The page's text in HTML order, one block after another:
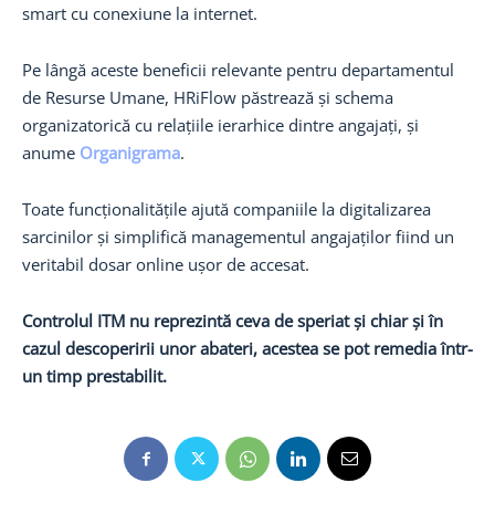
smart cu conexiune la internet.
Pe lângă aceste beneficii relevante pentru departamentul
de Resurse Umane, HRiFlow păstrează și schema
organizatorică cu relațiile ierarhice dintre angajați, și
anume Organigrama.
Toate funcționalitățile ajută companiile la digitalizarea
sarcinilor și simplifică managementul angajaților fiind un
veritabil dosar online ușor de accesat.
Controlul ITM nu reprezintă ceva de speriat și chiar și în
cazul descoperirii unor abateri, acestea se pot remedia într-
un timp prestabilit.